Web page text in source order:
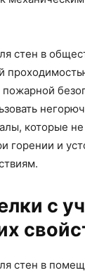
стен в
которые
горении и
с
стен в